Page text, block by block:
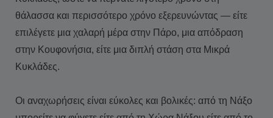
θάλασσα και περισσότερο χρόνο εξερευνώντας — είτε
επιλέγετε μια χαλαρή μέρα στην Πάρο, μια απόδραση
στην Κουφονήσια, είτε μια διπλή στάση στα Μικρά
Κυκλάδες.
Οι αναχωρήσεις είναι εύκολες και βολικές: από τη Νάξο